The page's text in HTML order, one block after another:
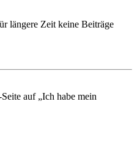
längere Zeit keine Beiträge
auf „Ich habe mein